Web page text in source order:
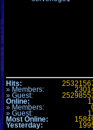
Hits:
» Members:
» Guest:
Online:
» Members:
» Guest:
Most Online:
Yesterday: